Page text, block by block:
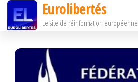
Passer
contenu
Eurolibertés
Le site de réinformation européenne